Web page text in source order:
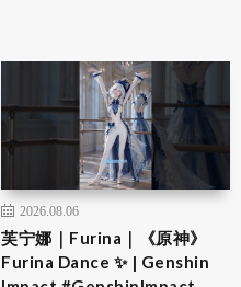
2026.08.06
芙宁娜｜Furina｜《原神》
Furina Dance ✨ | Genshin